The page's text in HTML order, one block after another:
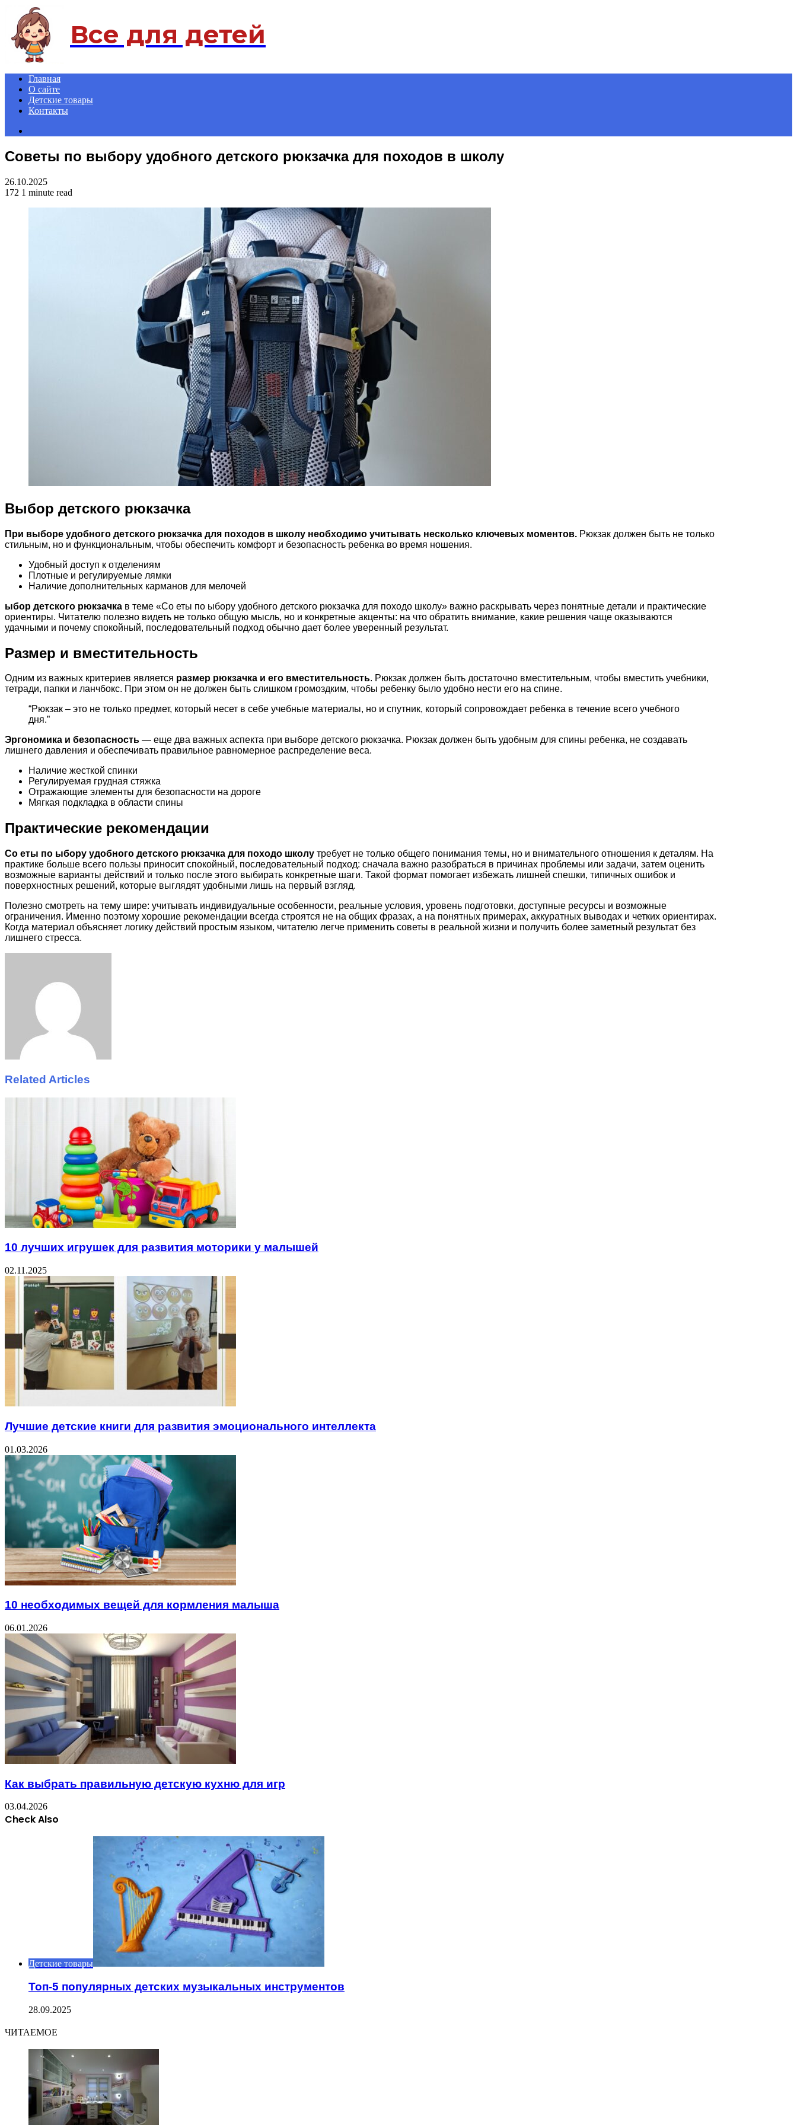
Все для детей
Главная
О сайте
Детские товары
Контакты
Советы по выбору удобного детского рюкзачка для походов в школу
26.10.2025
172 1 minute read
Выбор детского рюкзачка
При выборе удобного детского рюкзачка для походов в школу необходимо учитывать несколько ключевых моментов. Рюкзак должен быть не только
стильным, но и функциональным, чтобы обеспечить комфорт и безопасность ребенка во время ношения.
Удобный доступ к отделениям
Плотные и регулируемые лямки
Наличие дополнительных карманов для мелочей
ыбор детского рюкзачка в теме «Со еты по ыбору удобного детского рюкзачка для походо школу» важно раскрывать через понятные детали и практические
ориентиры. Читателю полезно видеть не только общую мысль, но и конкретные акценты: на что обратить внимание, какие решения чаще оказываются
удачными и почему спокойный, последовательный подход обычно дает более уверенный результат.
Размер и вместительность
Одним из важных критериев является размер рюкзачка и его вместительность. Рюкзак должен быть достаточно вместительным, чтобы вместить учебники,
тетради, папки и ланчбокс. При этом он не должен быть слишком громоздким, чтобы ребенку было удобно нести его на спине.
“Рюкзак – это не только предмет, который несет в себе учебные материалы, но и спутник, который сопровождает ребенка в течение всего учебного
дня.”
Эргономика и безопасность — еще два важных аспекта при выборе детского рюкзачка. Рюкзак должен быть удобным для спины ребенка, не создавать
лишнего давления и обеспечивать правильное равномерное распределение веса.
Наличие жесткой спинки
Регулируемая грудная стяжка
Отражающие элементы для безопасности на дороге
Мягкая подкладка в области спины
Практические рекомендации
Со еты по ыбору удобного детского рюкзачка для походо школу требует не только общего понимания темы, но и внимательного отношения к деталям. На
практике больше всего пользы приносит спокойный, последовательный подход: сначала важно разобраться в причинах проблемы или задачи, затем оценить
возможные варианты действий и только после этого выбирать конкретные шаги. Такой формат помогает избежать лишней спешки, типичных ошибок и
поверхностных решений, которые выглядят удобными лишь на первый взгляд.
Полезно смотреть на тему шире: учитывать индивидуальные особенности, реальные условия, уровень подготовки, доступные ресурсы и возможные
ограничения. Именно поэтому хорошие рекомендации всегда строятся не на общих фразах, а на понятных примерах, аккуратных выводах и четких ориентирах.
Когда материал объясняет логику действий простым языком, читателю легче применить советы в реальной жизни и получить более заметный результат без
лишнего стресса.
Related Articles
10 лучших игрушек для развития моторики у малышей
02.11.2025
Лучшие детские книги для развития эмоционального интеллекта
01.03.2026
10 необходимых вещей для кормления малыша
06.01.2026
Как выбрать правильную детскую кухню для игр
03.04.2026
Check Also
Детские товары
Топ-5 популярных детских музыкальных инструментов
28.09.2025
ЧИТАЕМОЕ